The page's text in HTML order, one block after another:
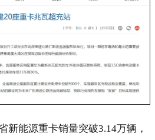
新能源重卡销量突破3.14万辆，